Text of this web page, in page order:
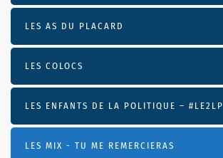
LES AS DU PLACARD
LES COLOCS
LES ENFANTS DE LA POLITIQUE – #LE2LP
LES MIX - TU ME REMERCIERAS